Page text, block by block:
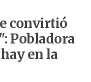
convirtió
Pobladora
en la